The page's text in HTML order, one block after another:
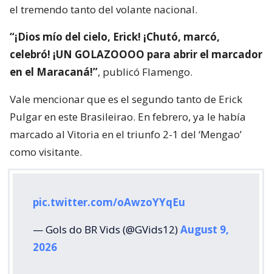
el tremendo tanto del volante nacional.
“¡Dios mío del cielo, Erick! ¡Chutó, marcó,
celebró! ¡UN GOLAZOOOO para abrir el marcador
en el Maracaná!”, publicó Flamengo.
Vale mencionar que es el segundo tanto de Erick
Pulgar en este Brasileirao. En febrero, ya le había
marcado al Vitoria en el triunfo 2-1 del ‘Mengao’
como visitante.
pic.twitter.com/oAwzoYYqEu
— Gols do BR Vids (@GVids12)August 9,
2026